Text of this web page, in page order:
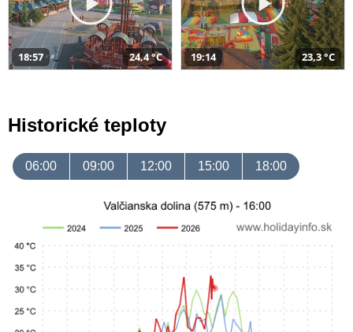
18:57 24,4 °C 19:14 23,3 °C
Historické teploty
06:00 09:00 12:00 15:00 18:00